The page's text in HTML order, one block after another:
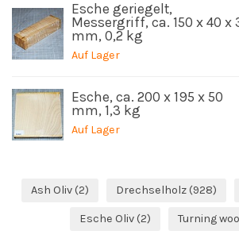
Esche geriegelt,
Messergriff, ca. 150 x 40 x
mm, 0,2 kg
Auf Lager
Esche, ca. 200 x 195 x 50
mm, 1,3 kg
Auf Lager
Ash Oliv (2) Drechselholz (928)
Esche Oliv (2) Turning